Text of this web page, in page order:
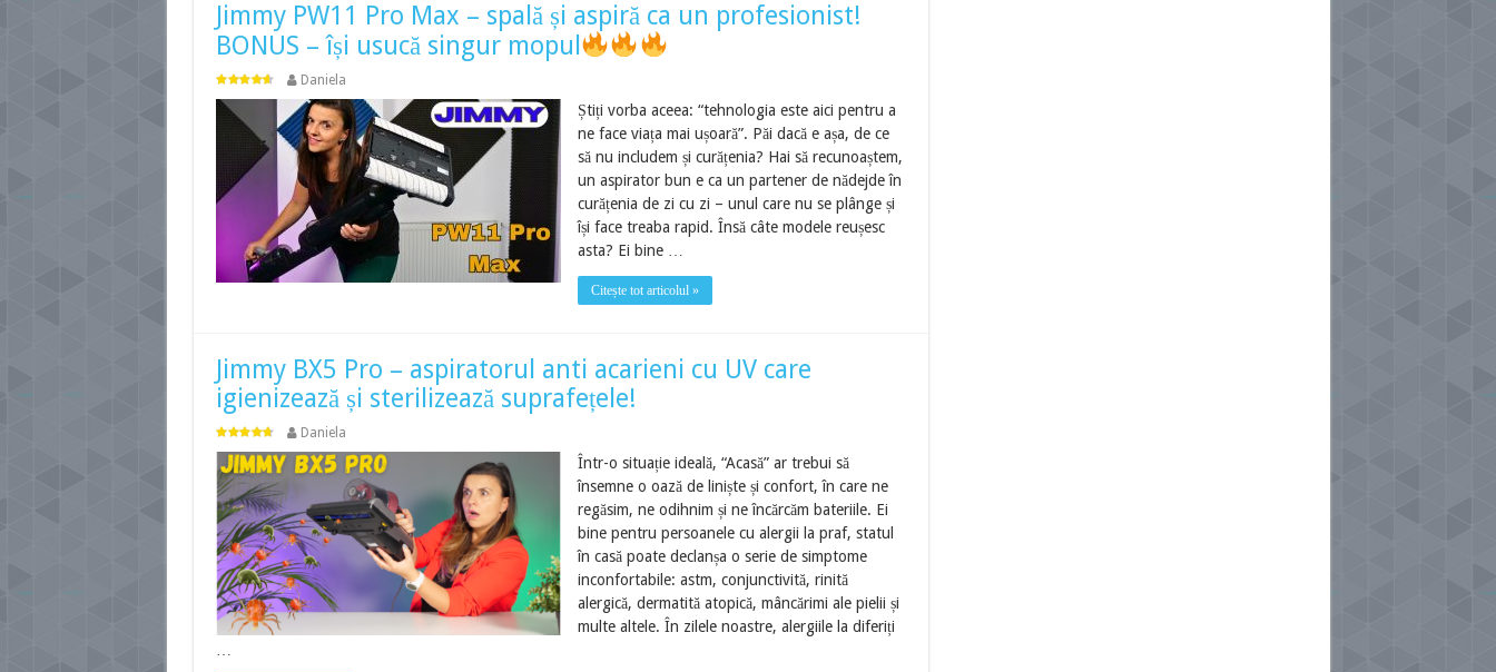
Jimmy PW11 Pro Max – spală și aspiră ca un profesionist!
BONUS – își usucă singur mopul
Daniela
Știți vorba aceea: “tehnologia este aici pentru a
ne face viața mai ușoară”. Păi dacă e așa, de ce
să nu includem și curățenia? Hai să recunoaștem,
un aspirator bun e ca un partener de nădejde în
curățenia de zi cu zi – unul care nu se plânge și
își face treaba rapid. Însă câte modele reușesc
asta? Ei bine …
Citește tot articolul »
Jimmy BX5 Pro – aspiratorul anti acarieni cu UV care
igienizează și sterilizează suprafețele!
Daniela
Într-o situație ideală, “Acasă” ar trebui să
însemne o oază de liniște și confort, în care ne
regăsim, ne odihnim și ne încărcăm bateriile. Ei
bine pentru persoanele cu alergii la praf, statul
în casă poate declanșa o serie de simptome
inconfortabile: astm, conjunctivită, rinită
alergică, dermatită atopică, mâncărimi ale pielii și
multe altele. În zilele noastre, alergiile la diferiți